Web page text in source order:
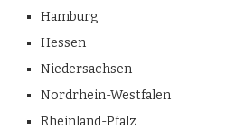
Hamburg
Hessen
Niedersachsen
Nordrhein-Westfalen
Rheinland-Pfalz